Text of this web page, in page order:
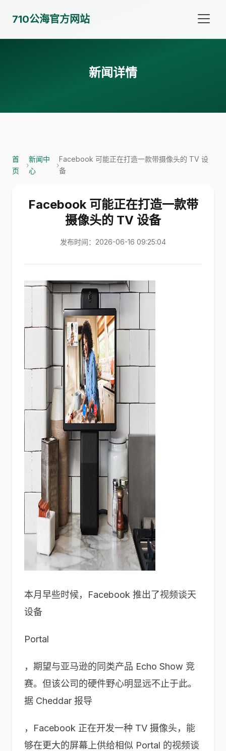
710公海官方网站
新闻详情
首
页
›
新闻中
心
›
Facebook 可能正在打造一款带摄像头的 TV 设
备
Facebook 可能正在打造一款带
摄像头的 TV 设备
发布时间：2026-06-16 09:25:04
本月早些时候，Facebook 推出了视频谈天
设备
Portal
，期望与亚马逊的同类产品 Echo Show 竞
赛。但该公司的硬件野心明显远不止于此。
据 Cheddar 报导
，Facebook 正在开发一种 TV 摄像头，能
够在更大的屏幕上供给相似 Portal 的视频谈